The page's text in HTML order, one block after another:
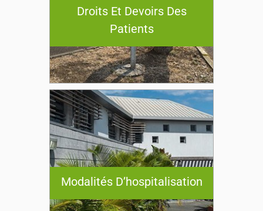
Droits Et Devoirs Des
Patients
Modalités D’hospitalisation